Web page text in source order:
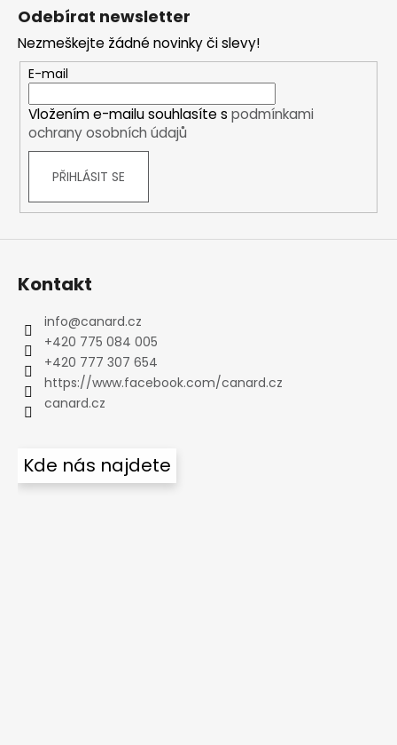
Odebírat newsletter
Nezmeškejte žádné novinky či slevy!
E-mail
Vložením e-mailu souhlasíte s podmínkami
ochrany osobních údajů
PŘIHLÁSIT SE
Kontakt
info@canard.cz
+420 775 084 005
+420 777 307 654
https://www.facebook.com/canard.cz
canard.cz
Kde nás najdete